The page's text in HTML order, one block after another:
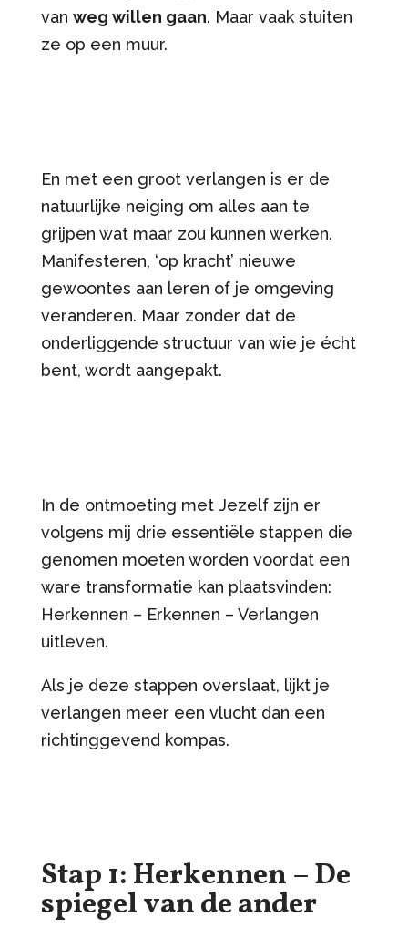
van weg willen gaan. Maar vaak stuiten
ze op een muur.
En met een groot verlangen is er de
natuurlijke neiging om alles aan te
grijpen wat maar zou kunnen werken.
Manifesteren, ‘op kracht’ nieuwe
gewoontes aan leren of je omgeving
veranderen. Maar zonder dat de
onderliggende structuur van wie je écht
bent, wordt aangepakt.
In de ontmoeting met Jezelf zijn er
volgens mij drie essentiële stappen die
genomen moeten worden voordat een
ware transformatie kan plaatsvinden:
Herkennen – Erkennen – Verlangen
uitleven.
Als je deze stappen overslaat, lijkt je
verlangen meer een vlucht dan een
richtinggevend kompas.
Stap 1: Herkennen – De
spiegel van de ander